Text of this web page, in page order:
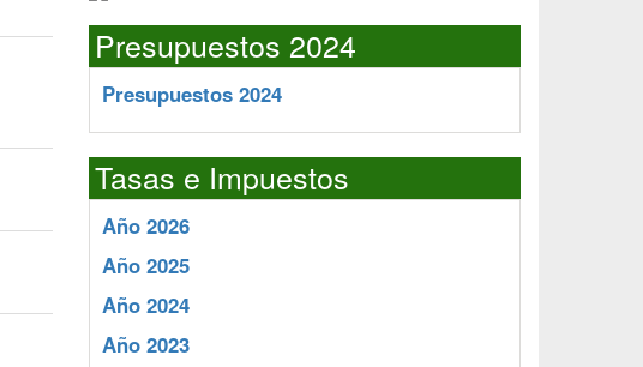
Presupuestos 2024
Presupuestos 2024
Tasas e Impuestos
Año 2026
Año 2025
Año 2024
Año 2023